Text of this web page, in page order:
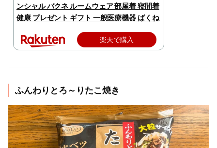
ンシャル バクネ ルームウェア 部屋着 寝間着
健康 プレゼント ギフト 一般医療機器 ばくね
楽天で購入
ふんわりとろ～りたこ焼き